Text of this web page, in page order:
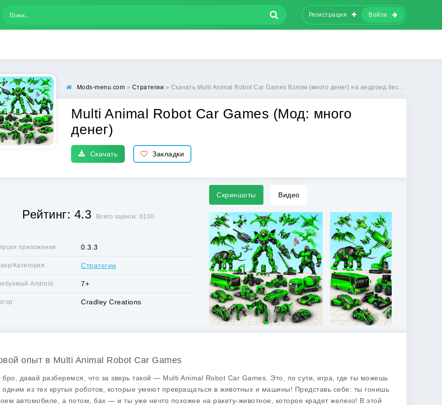
Регистрация Войти
Mods-menu.com » Стратегии » Скачать Multi Animal Robot Car Games Взлом (много денег) на андроид бесплатно
Multi Animal Robot Car Games (Мод: много
денег)
Скачать Закладки
Рейтинг: 4.3 Всего оценок: 6100
приложения: 0.3.3
Категория: Стратегии
Android: 7+
Cradley Creations
Скриншоты Видео
опыт в Multi Animal Robot Car Games
бро, давай разберемся, что за зверь такой — Multi Animal Robot Car Games . Это, по сути, игра, где ты можешь
одним из тех крутых роботов, которые умеют превращаться в животных и машины! Представь себе: ты гонишь
автомобиле, а потом, бах — и ты уже нечто похожее на ракету-животное, которое крадет железо! В этой